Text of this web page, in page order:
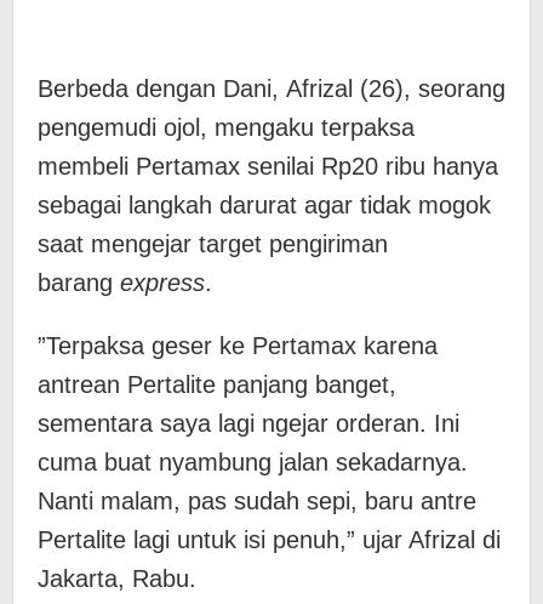
Berbeda dengan Dani, Afrizal (26), seorang
pengemudi ojol, mengaku terpaksa
membeli Pertamax senilai Rp20 ribu hanya
sebagai langkah darurat agar tidak mogok
saat mengejar target pengiriman
barang express.
​”Terpaksa geser ke Pertamax karena
antrean Pertalite panjang banget,
sementara saya lagi ngejar orderan. Ini
cuma buat nyambung jalan sekadarnya.
Nanti malam, pas sudah sepi, baru antre
Pertalite lagi untuk isi penuh,” ujar Afrizal di
Jakarta, Rabu.